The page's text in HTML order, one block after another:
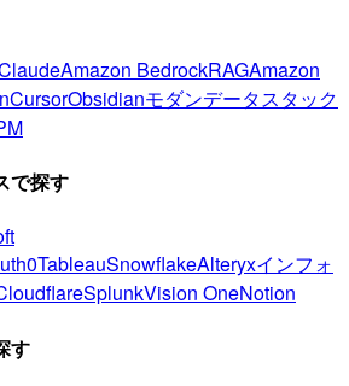
Amazon BedrockRAGAmazon
CursorObsidianモダンデータスタック
で探す
TableauSnowflakeAlteryxインフォ
SplunkVision OneNotion
す